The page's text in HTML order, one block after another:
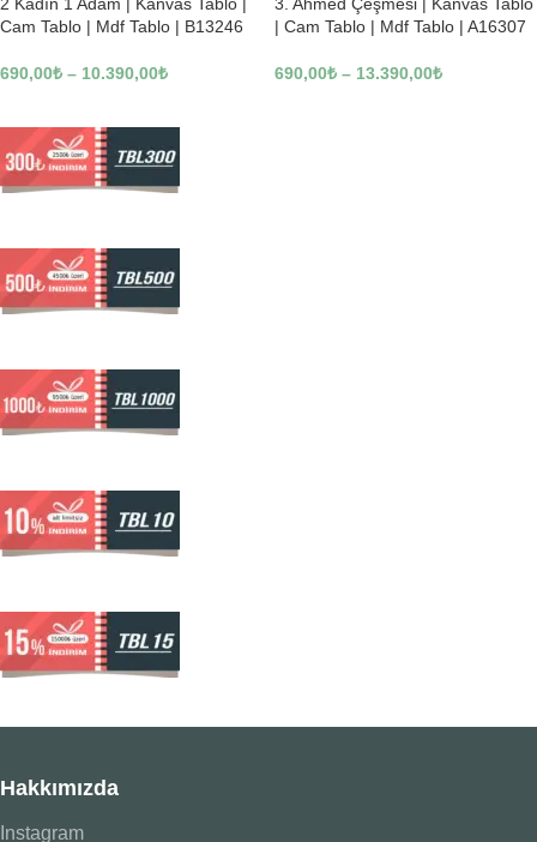
Cam Tablo | Mdf Tablo | B13246
690,00₺ – 10.390,00₺
| Cam Tablo | Mdf Tablo | A16307
690,00₺ – 13.390,00₺
Hakkımızda
Instagram